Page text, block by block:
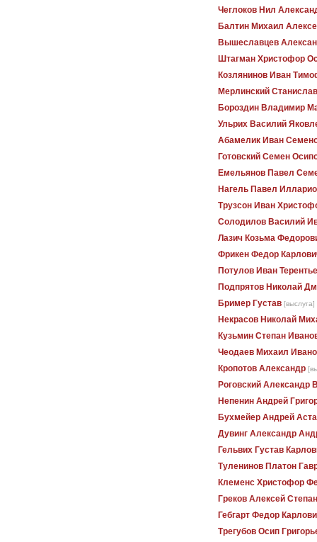
Чеглоков Нил
Балтин Михаил
Вышеславцев
Штагман Христофор
Козлянинов Иван
Мерлинский
Бороздин Владимир
Ульрих Василий
Абамелик Иван
Готовский Семен
Емельянов Павел
Нагель Павел
Трузсон Иван
Солодилов Василий
Лазич Козьма
Фрикен Федор
Потулов Иван
Подпрятов Николай
Бример Густав [выслуга]
Некрасов Николай
Кузьмин Степан
Чеодаев Михаил
Кропотов Александр
Роговский Александр
Непенин Андрей
Бухмейер Андрей
Дувинг Александр
Гельвих Густав
Туленинов Платон
Клеменс Христофор
Греков Алексей
Гебгарт Федор
Трегубов Осип